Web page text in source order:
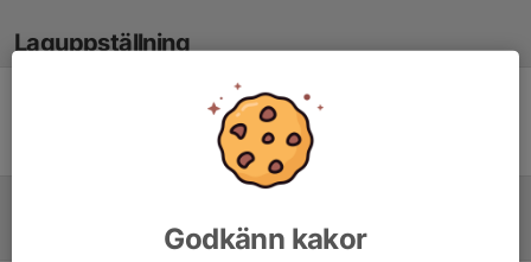
Laguppställning
Ingen uppställning ifylld
Godkänn kakor